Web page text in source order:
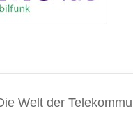
Welt der